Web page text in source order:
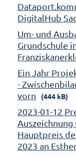
DigitalHub
Um- und
Grundschule
Ein Jahr
-
vorn
(444 kB)
2023-01-12
Hauptpreis
2023 an